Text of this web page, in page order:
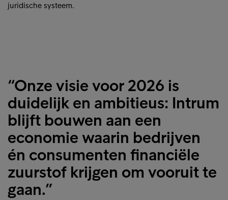
juridische systeem.
“Onze visie voor 2026 is
duidelijk en ambitieus: Intrum
blijft bouwen aan een
economie waarin bedrijven
én consumenten financiële
zuurstof krijgen om vooruit te
gaan.”